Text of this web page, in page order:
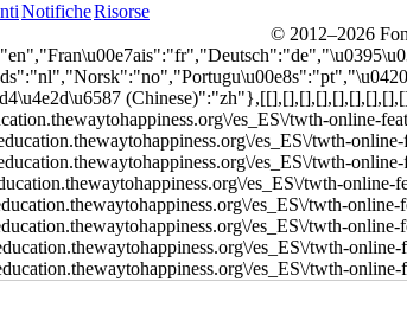
NotificheRisorse
© 2012–2026
es_ES\/twth-online-
es_ES\/twth-
es_ES\/twth-
es_ES\/twth-
es_ES\/twth-
es_ES\/twth-
es_ES\/twth-
es_ES\/twth-